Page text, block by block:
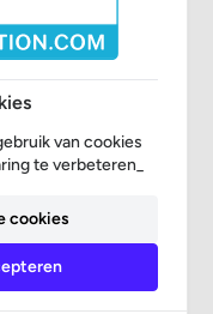
van cookies
te verbeteren_
cookies